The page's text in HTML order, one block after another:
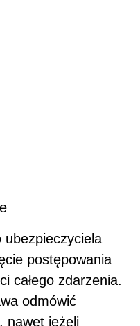
ubezpieczyciela
postępowania
całego zdarzenia.
odmówić
nawet jeżeli